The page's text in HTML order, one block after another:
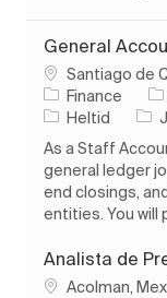
General
PlatsSantiago de
Finance
Typ av jobb
Heltid
As a Staff
general ledger
end closings,
entities. You will
Analista de
PlatsAcolman,